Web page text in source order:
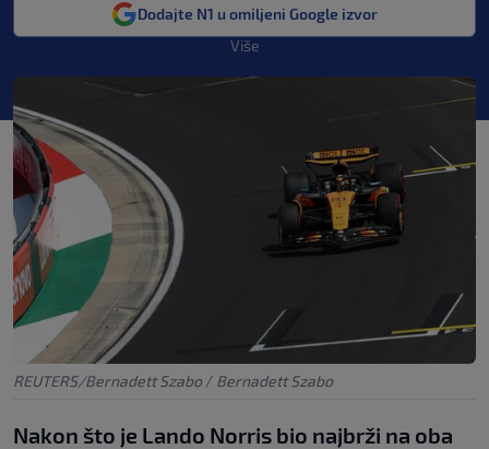
Dodajte N1 u omiljeni Google izvor
Više
REUTERS/Bernadett Szabo / Bernadett Szabo
Nakon što je Lando Norris bio najbrži na oba